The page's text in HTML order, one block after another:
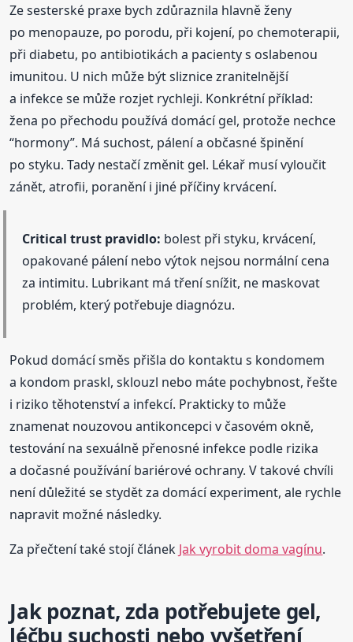
Ze sesterské praxe bych zdůraznila hlavně ženy
po menopauze, po porodu, při kojení, po chemoterapii,
při diabetu, po antibiotikách a pacienty s oslabenou
imunitou. U nich může být sliznice zranitelnější
a infekce se může rozjet rychleji. Konkrétní příklad:
žena po přechodu používá domácí gel, protože nechce
“hormony”. Má suchost, pálení a občasné špinění
po styku. Tady nestačí změnit gel. Lékař musí vyloučit
zánět, atrofii, poranění i jiné příčiny krvácení.
Critical trust pravidlo: bolest při styku, krvácení,
opakované pálení nebo výtok nejsou normální cena
za intimitu. Lubrikant má tření snížit, ne maskovat
problém, který potřebuje diagnózu.
Pokud domácí směs přišla do kontaktu s kondomem
a kondom praskl, sklouzl nebo máte pochybnost, řešte
i riziko těhotenství a infekcí. Prakticky to může
znamenat nouzovou antikoncepci v časovém okně,
testování na sexuálně přenosné infekce podle rizika
a dočasné používání bariérové ochrany. V takové chvíli
není důležité se stydět za domácí experiment, ale rychle
napravit možné následky.
Za přečtení také stojí článek Jak vyrobit doma vagínu.
Jak poznat, zda potřebujete gel,
léčbu suchosti nebo vyšetření